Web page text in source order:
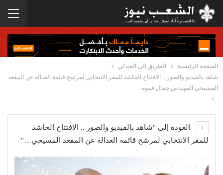
الصفحة الرئيسية
الطريق إلى العبدلي
شاهد بالفيديو والصور .. الافتتاح الحاشد للمقر الانتخابي لمرشح قائمة العدالة عن المقعد
المسيحي المهندس جمال قموه..
العودة إلى "شاهد بالفيديو والصور .. الافتتاح الحاشد
للمقر الانتخابي لمرشح قائمة العدالة عن المقعد المسيحي…"